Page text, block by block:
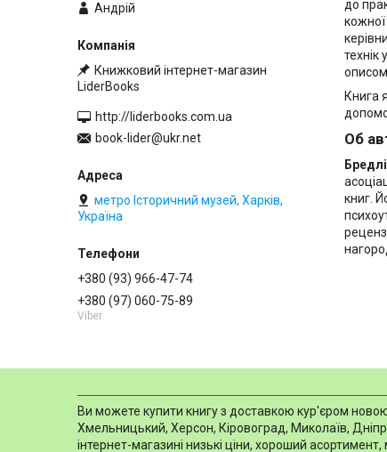
до
кожної
описом
Книга
Об
книг.
Андрій
Книжковий інтернет-магазин
LiderBooks
http://liderbooks.com.ua
book-lider@ukr.net
метро Історичний музей, Харків,
Україна
+380 (93) 966-47-74
+380 (97) 060-75-89
Viber
Ви можете купити книгу з доставкою кур'єром
Хмельницький, Херсон, Кіровоград, Миколаїв,
інтернет-магазині низькі ціни, хороший